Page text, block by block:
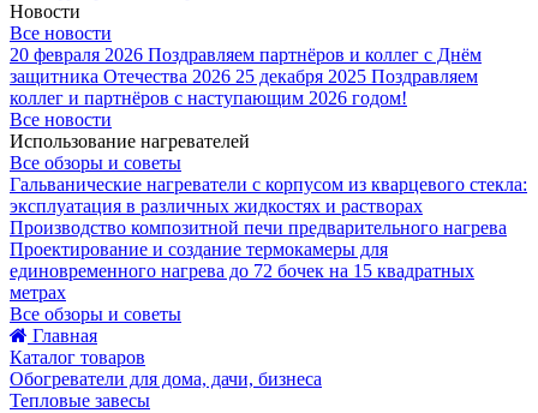
Новости
Все новости
20 февраля 2026 Поздравляем партнёров и коллег с Днём
защитника Отечества 2026 25 декабря 2025 Поздравляем
коллег и партнёров с наступающим 2026 годом!
Все новости
Использование нагревателей
Все обзоры и советы
Гальванические нагреватели с корпусом из кварцевого стекла:
эксплуатация в различных жидкостях и растворах
Производство композитной печи предварительного нагрева
Проектирование и создание термокамеры для
единовременного нагрева до 72 бочек на 15 квадратных
метрах
Все обзоры и советы
Главная
Каталог товаров
Обогреватели для дома, дачи, бизнеса
Тепловые завесы